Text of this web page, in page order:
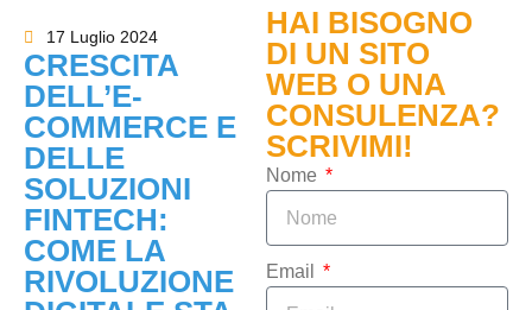
17 Luglio 2024
CRESCITA
DELL’E-
COMMERCE E
DELLE
SOLUZIONI
FINTECH:
COME LA
RIVOLUZIONE
HAI BISOGNO
DI UN SITO
WEB O UNA
CONSULENZA?
SCRIVIMI!
Nome
Email